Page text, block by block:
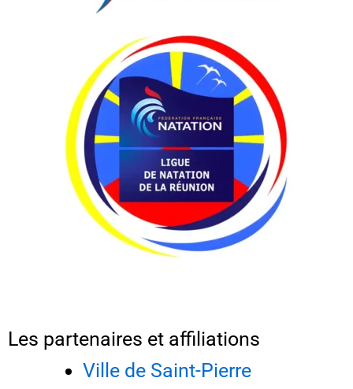
Les partenaires et affiliations
Ville de Saint-Pierre